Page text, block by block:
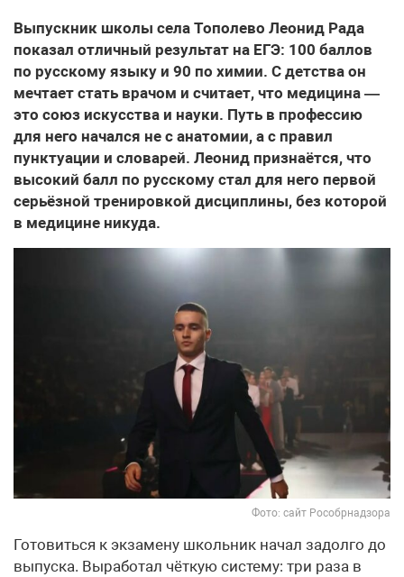
Выпускник школы села Тополево Леонид Рада
показал отличный результат на ЕГЭ: 100 баллов
по русскому языку и 90 по химии. С детства он
мечтает стать врачом и считает, что медицина —
это союз искусства и науки. Путь в профессию
для него начался не с анатомии, а с правил
пунктуации и словарей. Леонид признаётся, что
высокий балл по русскому стал для него первой
серьёзной тренировкой дисциплины, без которой
в медицине никуда.
Фото: сайт Рособрнадзора
Готовиться к экзамену школьник начал задолго до
выпуска. Выработал чёткую систему: три раза в